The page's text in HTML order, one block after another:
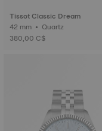
Tissot Classic Dream
42 mm • Quartz
380,00 C$